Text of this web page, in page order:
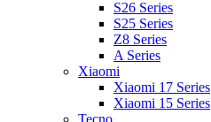
S26 Series
S25 Series
Z8 Series
A Series
Xiaomi
Xiaomi 17 Series
Xiaomi 15 Series